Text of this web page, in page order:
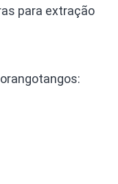
para extração